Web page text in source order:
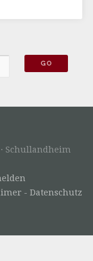
Schullandheim
- Datenschutz